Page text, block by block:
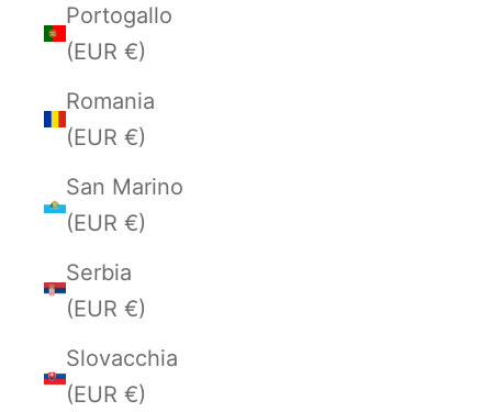
Portogallo
(EUR €)
Romania
(EUR €)
San Marino
(EUR €)
Serbia
(EUR €)
Slovacchia
(EUR €)